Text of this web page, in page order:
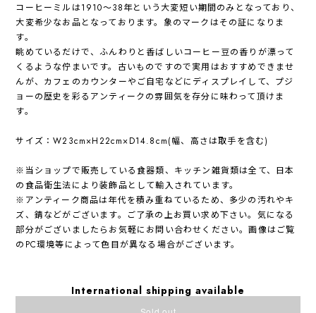
コーヒーミルは1910～38年という大変短い期間のみとなっており、
大変希少なお品となっております。象のマークはその証になりま
す。
眺めているだけで、ふんわりと香ばしいコーヒー豆の香りが漂って
くるような佇まいです。古いものですので実用はおすすめできませ
んが、カフェのカウンターやご自宅などにディスプレイして、プジ
ョーの歴史を彩るアンティークの雰囲気を存分に味わって頂けま
す。
サイズ：W23cm×H22cm×D14.8cm(幅、高さは取手を含む)
※当ショップで販売している食器類、キッチン雑貨類は全て、日本
の食品衛生法により装飾品として輸入されています。
※アンティーク商品は年代を積み重ねているため、多少の汚れやキ
ズ、錆などがございます。ご了承の上お買い求め下さい。気になる
部分がございましたらお気軽にお問い合わせください。画像はご覧
のPC環境等によって色目が異なる場合がございます。
International shipping available